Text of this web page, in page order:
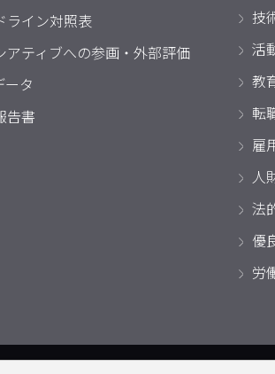
ライン対照表
アティブへの参画・外部評価
ータ
告書
技
活
教
転
雇
人
法
優
労